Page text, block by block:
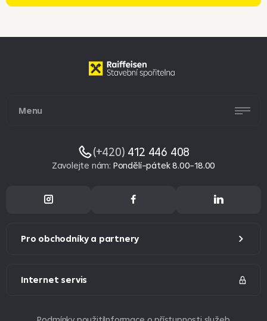
Menu
(+420) 412 446 408
Zavolejte nám: Pondělí–pátek 8.00–18.00
Pro obchodníky a partnery
Internet servis